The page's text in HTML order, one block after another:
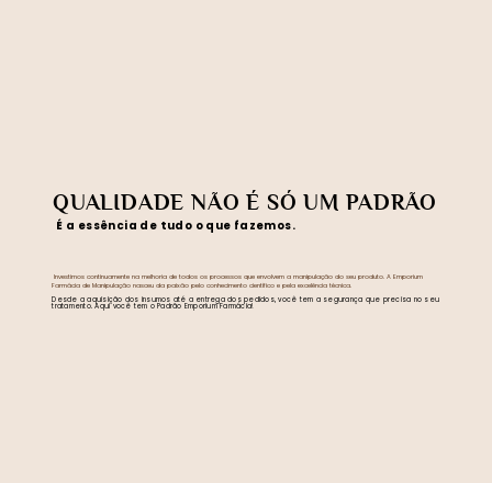
QUALIDADE NÃO É SÓ UM PADRÃO
É a essência de tudo o que fazemos.
​ Investimos continuamente na melhoria de todos os processos que envolvem a manipulação do seu produto. A Emporium
Farmácia de Manipulação nasceu da paixão pelo conhecimento científico e pela excelência técnica.
Desde a aquisição dos insumos até a entrega dos pedidos, você tem a segurança que precisa no seu
tratamento. Aqui você tem o Padrão Emporium Farmácia!